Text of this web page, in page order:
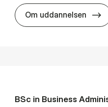
Om uddannelsen
BSc in Busi­ness